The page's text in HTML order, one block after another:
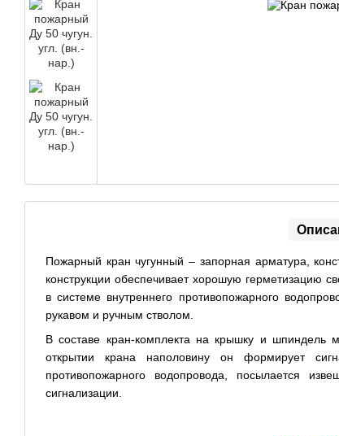
Пожарный кран чугунный – запорная арматура,
конструкции обеспечивает хорошую герметизацию
в системе внутреннего противопожарного
рукавом и ручным стволом.
В составе кран-комплекта на крышку и шпиндель
открытии крана наполовину он формирует
противопожарного водопровода, посылается
сигнализации.